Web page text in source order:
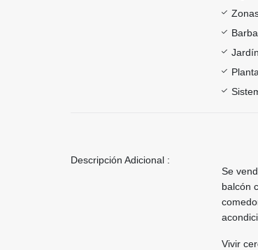
Jardín
Descripción Adicional :
Se
balcón
Vivir